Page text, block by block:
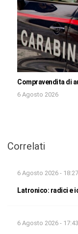
Compravendita di
6 Agosto 2026
Correlati
6 Agosto 2026 - 18:27
Latronico: radici e
6 Agosto 2026 - 17:43